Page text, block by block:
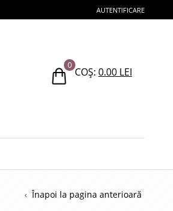
AUTENTIFICARE
0
COȘ: 0.00 LEI
Înapoi la pagina anterioară